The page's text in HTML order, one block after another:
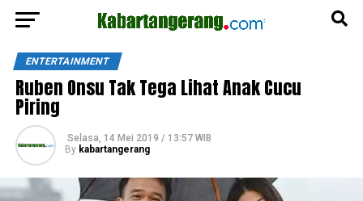
ENTERTAINMENT
Ruben Onsu Tak Tega Lihat Anak Cucu
Piring
Selasa, 14 Mei 2019 / 13:57 WIB
By kabartangerang